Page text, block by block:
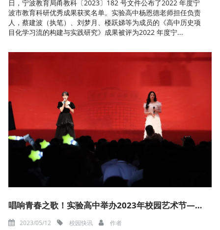
日，宁波教育局甬教科〔2023〕182 号文件公布了2022 年度宁
波市教育科研优秀成果获奖名单。实验高中杨恩德老师担任负责
人，蔡建波（执笔）、刘梦月、楼跃娣等为成员的《高中历史项
目化学习流的构建与实践研究》成果被评为2022 年度宁...
唱响青春之歌！实验高中举办2023年校园艺术节——“校园好声音”歌手大赛
2023/05/12 校园快讯 作者